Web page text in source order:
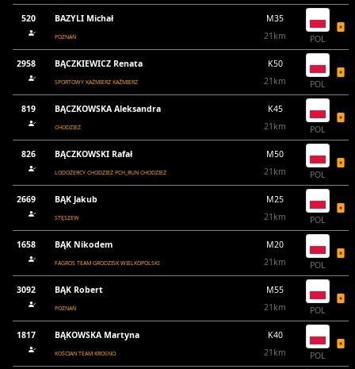
520 BAZYLI Michał
POZNAŃ
M35
21km
POL
2958 BĄCZKIEWICZ Renata
SPORTOWY KAŹMIERZ KAŹMIERZ
K50
21km
POL
819 BĄCZKOWSKA Aleksandra
CHODZIEŻ
K45
21km
POL
826 BĄCZKOWSKI Rafał
LODOŻERCY CHODZIEŻ PCH_RUN CHODZIEŻ
M50
21km
POL
2669 BĄK Jakub
STĘSZEW
M25
21km
POL
1658 BĄK Nikodem
FAGROS TEAM GRODZISK WIELKOPOLSKI
M20
21km
POL
3092 BĄK Robert
POZNAŃ
M55
21km
POL
1817 BĄKOWSKA Martyna
KOŚCIAN TEAM KROSNO
K40
21km
POL